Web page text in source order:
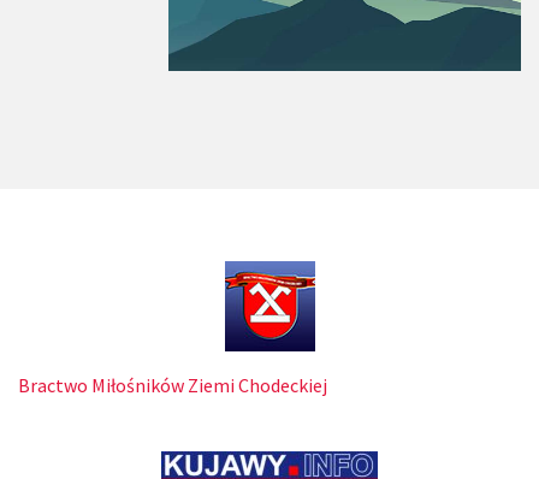
Bractwo Miłośników Ziemi Chodeckiej